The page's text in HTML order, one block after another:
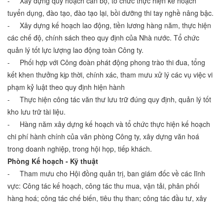
tuyển dụng, đào tạo, đào tạo lại, bồi dưỡng thi tay nghề nâng bậc.
- Xây dựng kế hoạch lao động, tiền lương hàng năm, thực hiện
các chế độ, chính sách theo quy định của Nhà nước. Tổ chức
quản lý tốt lực lượng lao động toàn Công ty.
- Phối hợp với Công đoàn phát động phong trào thi đua, tổng
kết khen thưởng kịp thời, chính xác, tham mưu xử lý các vụ việc vi
phạm kỷ luật theo quy định hiện hành
- Thực hiện công tác văn thư lưu trữ đúng quy định, quản lý tốt
kho lưu trữ tài liệu.
- Hàng năm xây dựng kế hoạch và tổ chức thực hiện kế hoạch
chi phí hành chính của văn phòng Công ty, xây dựng văn hoá
trong doanh nghiệp, trong hội họp, tiếp khách.
Phòng Kế hoạch - Kỹ thuật
- Tham mưu cho Hội đồng quản trị, ban giám đốc về các lĩnh
vực: Công tác kế hoạch, công tác thu mua, vận tải, phân phối
hàng hoá; công tác chế biến, tiêu thụ than; công tác đầu tư, xây